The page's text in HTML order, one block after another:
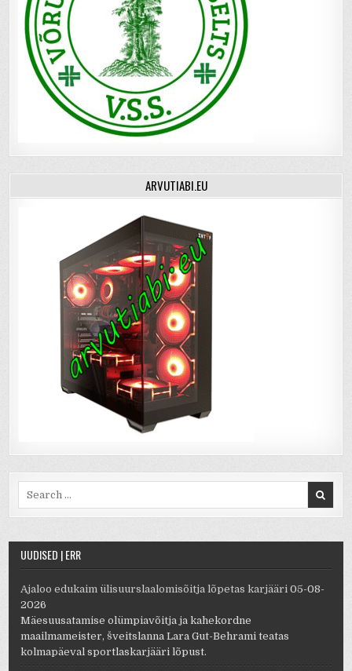
ARVUTIABI.EU
UUDISED | ERR
Ajaloo edukaim ülisuurslaalomisõitja lõpetas karjääri 05-08-
2026
Mäesuusatamise olümpiavõitja ja kahekordne
maailmameister, šveitslanna Lara Gut-Behrami teatas
kolmapäeval sportlaskarjääri lõpust.